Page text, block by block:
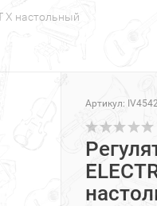
X настольный
Артикул: